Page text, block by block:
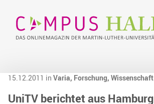
15.12.2011 in Varia, Forschung, Wissenschaft
UniTV berichtet aus Hamburg